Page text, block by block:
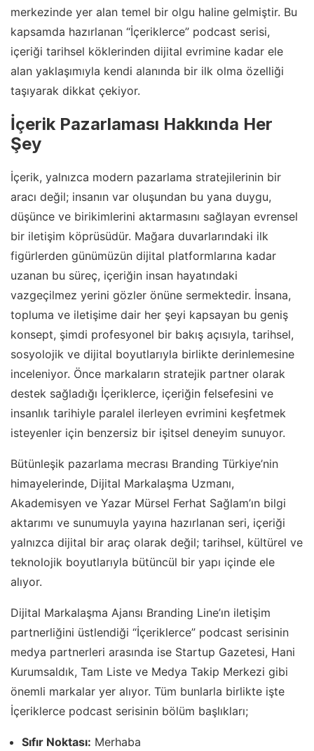
merkezinde yer alan temel bir olgu haline gelmiştir. Bu
kapsamda hazırlanan “İçeriklerce” podcast serisi,
içeriği tarihsel köklerinden dijital evrimine kadar ele
alan yaklaşımıyla kendi alanında bir ilk olma özelliği
taşıyarak dikkat çekiyor.
İçerik Pazarlaması Hakkında Her
Şey
İçerik, yalnızca modern pazarlama stratejilerinin bir
aracı değil; insanın var oluşundan bu yana duygu,
düşünce ve birikimlerini aktarmasını sağlayan evrensel
bir iletişim köprüsüdür. Mağara duvarlarındaki ilk
figürlerden günümüzün dijital platformlarına kadar
uzanan bu süreç, içeriğin insan hayatındaki
vazgeçilmez yerini gözler önüne sermektedir. İnsana,
topluma ve iletişime dair her şeyi kapsayan bu geniş
konsept, şimdi profesyonel bir bakış açısıyla, tarihsel,
sosyolojik ve dijital boyutlarıyla birlikte derinlemesine
inceleniyor. Önce markaların stratejik partner olarak
destek sağladığı İçeriklerce, içeriğin felsefesini ve
insanlık tarihiyle paralel ilerleyen evrimini keşfetmek
isteyenler için benzersiz bir işitsel deneyim sunuyor.
Bütünleşik pazarlama mecrası Branding Türkiye’nin
himayelerinde, Dijital Markalaşma Uzmanı,
Akademisyen ve Yazar Mürsel Ferhat Sağlam’ın bilgi
aktarımı ve sunumuyla yayına hazırlanan seri, içeriği
yalnızca dijital bir araç olarak değil; tarihsel, kültürel ve
teknolojik boyutlarıyla bütüncül bir yapı içinde ele
alıyor.
Dijital Markalaşma Ajansı Branding Line’ın iletişim
partnerliğini üstlendiği “İçeriklerce” podcast serisinin
medya partnerleri arasında ise Startup Gazetesi, Hani
Kurumsaldık, Tam Liste ve Medya Takip Merkezi gibi
önemli markalar yer alıyor. Tüm bunlarla birlikte işte
İçeriklerce podcast serisinin bölüm başlıkları;
Sıfır Noktası: Merhaba